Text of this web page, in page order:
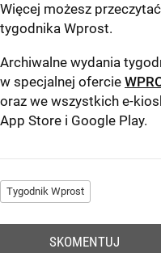
Więcej możesz
tygodnika Wprost.
Archiwalne wydania
w specjalnej ofercie
oraz we wszystkich e-
App Store i Google Play.
Tygodnik Wprost
SKOMENTUJ